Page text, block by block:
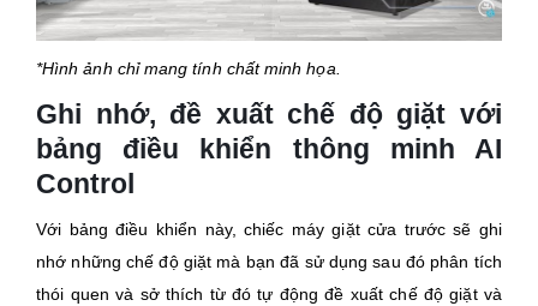
*Hình ảnh chỉ mang tính chất minh họa.
Ghi nhớ, đề xuất chế độ giặt với
bảng điều khiển thông minh AI
Control
Với bảng điều khiển này, chiếc máy giặt cửa trước sẽ ghi
nhớ những chế độ giặt mà bạn đã sử dụng sau đó phân tích
thói quen và sở thích từ đó tự động đề xuất chế độ giặt và